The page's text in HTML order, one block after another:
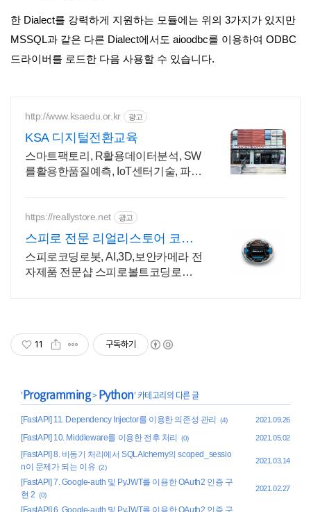
한 Dialect를 강력하게 지원하는 모듈에는 위의 3가지가 있지만
MSSQL과 같은 다른 Dialect에서도 aioodbc를 이용하여 ODBC
드라이버를 로드한 다음 사용할 수 있습니다.
http://www.ksaedu.or.kr 광고
KSA 디지털전환교육
스마트팩토리, R활용데이터분석, SW
를활용한품질예측, IoT센터기술, 파이
https://reallystore.net 광고
스피로 전문 리얼리스토어 코딩
교육을 쉽고 재밌게
스피로코딩로봇, AI,3D,보안카메라 전
자제품 전문샵 스피로볼트코딩로봇,
11 구독하기
'Programming> Python' 카테고리의 다른 글
[FastAPI] 11. Dependency Injector를 이용한 의존성 관리 (4) 2021.09.26
[FastAPI] 10. Middleware를 이용한 전후 처리 (0) 2021.05.02
[FastAPI] 8. 비동기 처리에서 SQLAlchemy의 scoped_sessio
n이 문제가 되는 이유 (2)
2021.03.14
[FastAPI] 7. Google-auth 및 PyJWT를 이용한 OAuth2 인증 구
현 2 (0)
2021.02.27
[FastAPI] 6. Google-auth 및 PyJWT를 이용한 OAuth2 인증 구